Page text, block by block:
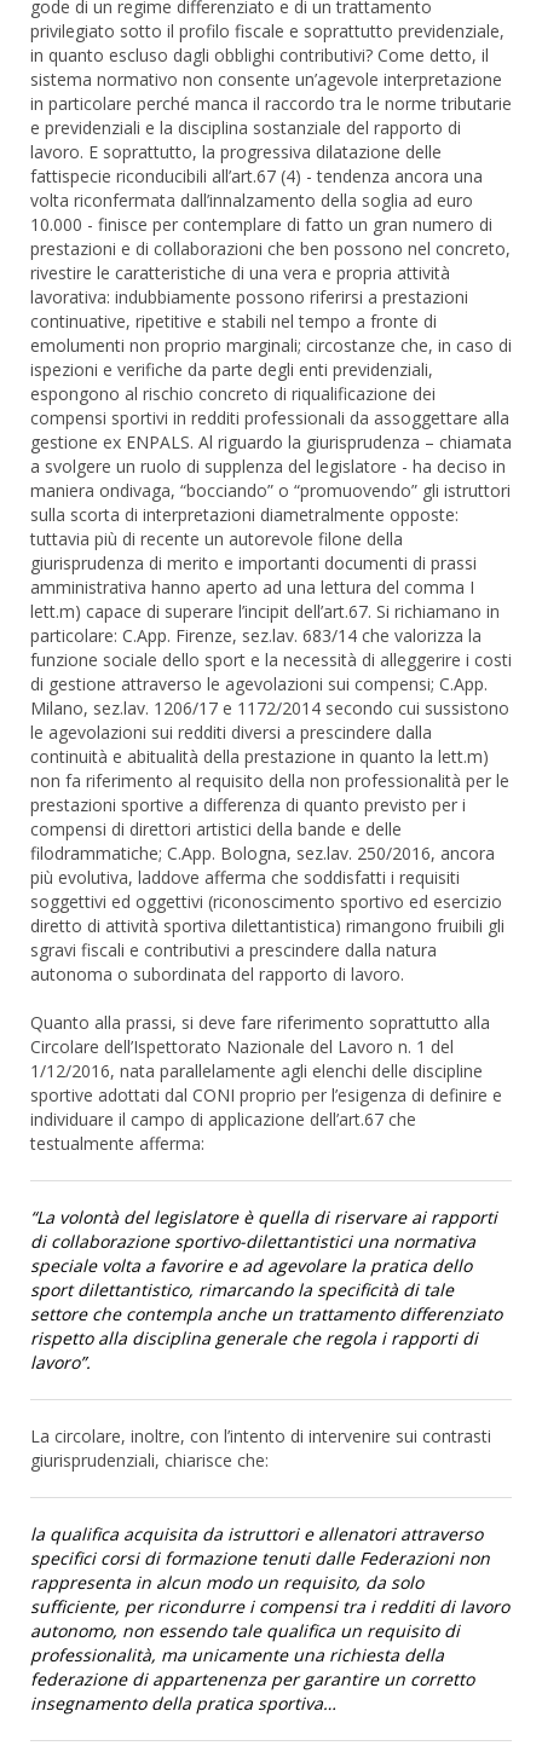
gode di un regime differenziato e di un trattamento
privilegiato sotto il profilo fiscale e soprattutto previdenziale,
in quanto escluso dagli obblighi contributivi? Come detto, il
sistema normativo non consente un’agevole interpretazione
in particolare perché manca il raccordo tra le norme tributarie
e previdenziali e la disciplina sostanziale del rapporto di
lavoro. E soprattutto, la progressiva dilatazione delle
fattispecie riconducibili all’art.67 (4) - tendenza ancora una
volta riconfermata dall’innalzamento della soglia ad euro
10.000 - finisce per contemplare di fatto un gran numero di
prestazioni e di collaborazioni che ben possono nel concreto,
rivestire le caratteristiche di una vera e propria attività
lavorativa: indubbiamente possono riferirsi a prestazioni
continuative, ripetitive e stabili nel tempo a fronte di
emolumenti non proprio marginali; circostanze che, in caso di
ispezioni e verifiche da parte degli enti previdenziali,
espongono al rischio concreto di riqualificazione dei
compensi sportivi in redditi professionali da assoggettare alla
gestione ex ENPALS. Al riguardo la giurisprudenza – chiamata
a svolgere un ruolo di supplenza del legislatore - ha deciso in
maniera ondivaga, “bocciando” o “promuovendo” gli istruttori
sulla scorta di interpretazioni diametralmente opposte:
tuttavia più di recente un autorevole filone della
giurisprudenza di merito e importanti documenti di prassi
amministrativa hanno aperto ad una lettura del comma I
lett.m) capace di superare l’incipit dell’art.67. Si richiamano in
particolare: C.App. Firenze, sez.lav. 683/14 che valorizza la
funzione sociale dello sport e la necessità di alleggerire i costi
di gestione attraverso le agevolazioni sui compensi; C.App.
Milano, sez.lav. 1206/17 e 1172/2014 secondo cui sussistono
le agevolazioni sui redditi diversi a prescindere dalla
continuità e abitualità della prestazione in quanto la lett.m)
non fa riferimento al requisito della non professionalità per le
prestazioni sportive a differenza di quanto previsto per i
compensi di direttori artistici della bande e delle
filodrammatiche; C.App. Bologna, sez.lav. 250/2016, ancora
più evolutiva, laddove afferma che soddisfatti i requisiti
soggettivi ed oggettivi (riconoscimento sportivo ed esercizio
diretto di attività sportiva dilettantistica) rimangono fruibili gli
sgravi fiscali e contributivi a prescindere dalla natura
autonoma o subordinata del rapporto di lavoro.
Quanto alla prassi, si deve fare riferimento soprattutto alla
Circolare dell’Ispettorato Nazionale del Lavoro n. 1 del
1/12/2016, nata parallelamente agli elenchi delle discipline
sportive adottati dal CONI proprio per l’esigenza di definire e
individuare il campo di applicazione dell’art.67 che
testualmente afferma:
“La volontà del legislatore è quella di riservare ai rapporti
di collaborazione sportivo-dilettantistici una normativa
speciale volta a favorire e ad agevolare la pratica dello
sport dilettantistico, rimarcando la specificità di tale
settore che contempla anche un trattamento differenziato
rispetto alla disciplina generale che regola i rapporti di
lavoro”.
La circolare, inoltre, con l’intento di intervenire sui contrasti
giurisprudenziali, chiarisce che:
la qualifica acquisita da istruttori e allenatori attraverso
specifici corsi di formazione tenuti dalle Federazioni non
rappresenta in alcun modo un requisito, da solo
sufficiente, per ricondurre i compensi tra i redditi di lavoro
autonomo, non essendo tale qualifica un requisito di
professionalità, ma unicamente una richiesta della
federazione di appartenenza per garantire un corretto
insegnamento della pratica sportiva…